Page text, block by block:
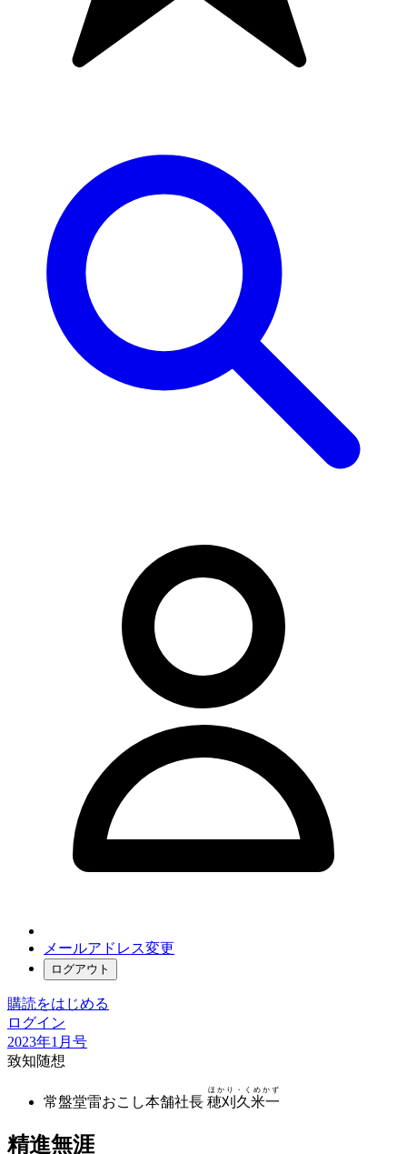
メールアドレス変更
ログアウト
購読をはじめる
ログイン
2023年1月号
致知随想
常盤堂雷おこし本舗社長 穂刈久米一
ほかり・くめかず
精進無涯